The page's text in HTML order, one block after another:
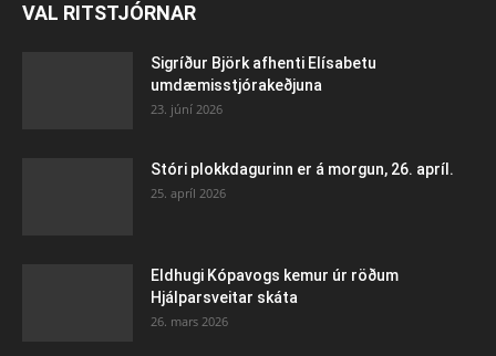
VAL RITSTJÓRNAR
Sigríður Björk afhenti Elísabetu
umdæmisstjórakeðjuna
23. júní 2026
Stóri plokkdagurinn er á morgun, 26. apríl.
25. apríl 2026
Eldhugi Kópavogs kemur úr röðum
Hjálparsveitar skáta
26. mars 2026